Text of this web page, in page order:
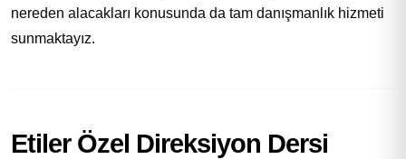
nereden alacakları konusunda da tam danışmanlık hizmeti
sunmaktayız.
Etiler Özel Direksiyon Dersi